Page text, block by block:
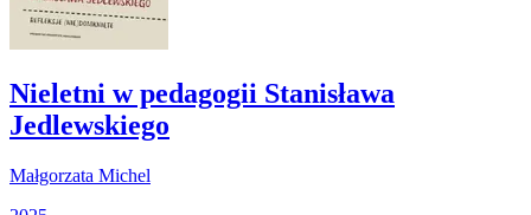
Nieletni w pedagogii Stanisława
Jedlewskiego
Małgorzata Michel